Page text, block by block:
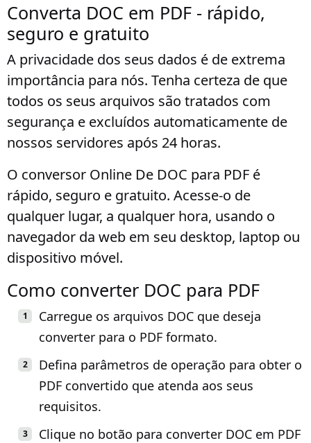
Converta DOC em PDF - rápido,
seguro e gratuito
A privacidade dos seus dados é de extrema
importância para nós. Tenha certeza de que
todos os seus arquivos são tratados com
segurança e excluídos automaticamente de
nossos servidores após 24 horas.
O conversor Online De DOC para PDF é
rápido, seguro e gratuito. Acesse-o de
qualquer lugar, a qualquer hora, usando o
navegador da web em seu desktop, laptop ou
dispositivo móvel.
Como converter DOC para PDF
Carregue os arquivos DOC que deseja
converter para o PDF formato.
Defina parâmetros de operação para obter o
PDF convertido que atenda aos seus
requisitos.
Clique no botão para converter DOC em PDF